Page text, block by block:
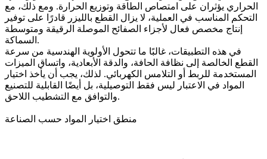
الحراري يؤثران على امتصاص الطاقة وتوزيع الحرارة. ومع ذلك، مع
التحكم المناسب في العملية، لا يزال القطع بالليزر قادرًا على توفير
إنتاج مخصص فعال لأجزاء الصفائح الموصلة الرقيقة ومتوسطة
السماكة.
في هذه التطبيقات، غالبًا ما تتحول الأولوية الهندسية من سرعة
القطع الخالصة إلى نظافة الحافة، والدقة الأبعادية، واتساق الميزات
المستخدمة للربط أو التلامس الكهربائي. لذلك، يجب أن يأخذ اختيار
المواد في الاعتبار ليس فقط التوصيلية، بل أيضًا القابلية للتصنيع
والتوافق مع التشطيب اللاحق.
منطق اختيار المواد حسب الصناعة